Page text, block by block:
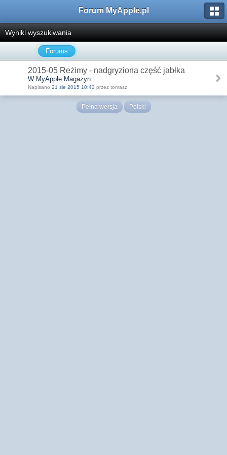
Forum MyApple.pl
Wyniki wyszukiwania
Forums
2015-05 Reżimy - nadgryziona część jabłka
W MyApple Magazyn
Napisano 21 sie 2015 10:43 przez tomasz
Pełna wersja Polski